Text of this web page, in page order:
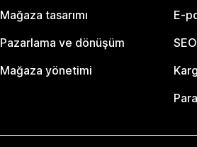
Mağaza tasarımı
Pazarlama ve dönüşüm
Mağaza yönetimi
E-
SEO